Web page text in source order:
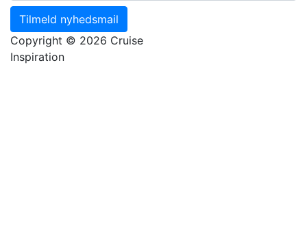
Tilmeld nyhedsmail
Copyright © 2026 Cruise
Inspiration